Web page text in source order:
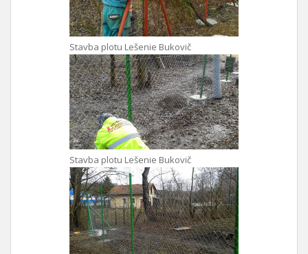
Stavba plotu Lešenie Bukovič
Stavba plotu Lešenie Bukovič